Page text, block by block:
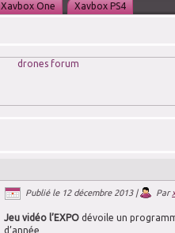
Xavbox One Xavbox PS4
Publié le 12 décembre 2013| Par
Jeu vidéo l’EXPO dévoile un
d’année